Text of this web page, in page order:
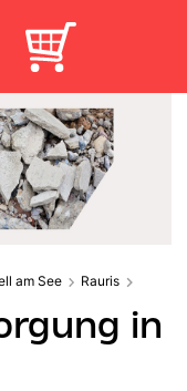
am See
Rauris
in